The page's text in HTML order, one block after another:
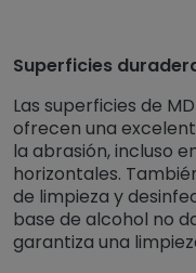
Superficies
Las superficies de
ofrecen una
la abrasión, incluso
horizontales.
de limpieza y
base de alcohol no
garantiza una